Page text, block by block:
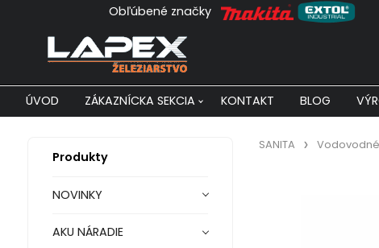
Obľúbené značky
ÚVOD ZÁKAZNÍCKA SEKCIA KONTAKT BLOG
Produkty
NOVINKY
AKU NÁRADIE
SANITA